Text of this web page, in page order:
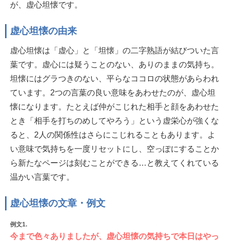
が、虚心坦懐です。
虚心坦懐の由来
虚心坦懐は「虚心」と「坦懐」の二字熟語が結びついた言
葉です。虚心には疑うことのない、ありのままの気持ち。
坦懐にはグラつきのない、平らなココロの状態があらわれ
ています。2つの言葉の良い意味をあわせたのが、虚心坦
懐になります。たとえば仲がこじれた相手と顔をあわせた
とき「相手を打ちのめしてやろう」という虚栄心が強くな
ると、2人の関係性はさらにこじれることもあります。よ
い意味で気持ちを一度リセットにし、空っぽにすることか
ら新たなページは刻むことができる…と教えてくれている
温かい言葉です。
虚心坦懐の文章・例文
例文1.
今まで色々ありましたが、虚心坦懐の気持ちで本日はやっ